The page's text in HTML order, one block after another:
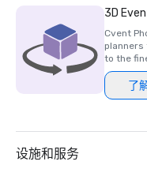
在过去的三十年中，赢
热门名单、金榜和读者
酒店拥有这一地位，使
3D
Cvent
planners
to the
了
设施和服务